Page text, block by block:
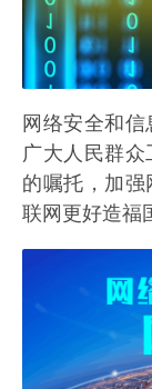
网络安全和
广大人民群
的嘱托，加
联网更好造福